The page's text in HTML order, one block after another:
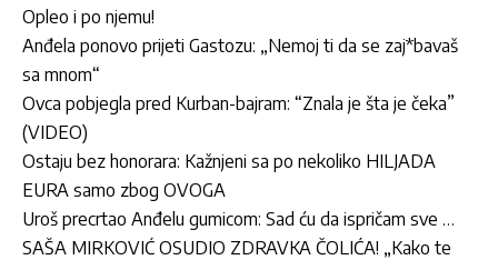
Opleo i po njemu!
Anđela ponovo prijeti Gastozu: „Nemoj ti da se zaj*bavaš
sa mnom“
Ovca pobjegla pred Kurban-bajram: “Znala je šta je čeka”
(VIDEO)
Ostaju bez honorara: Kažnjeni sa po nekoliko HILJADA
EURA samo zbog OVOGA
Uroš precrtao Anđelu gumicom: Sad ću da ispričam sve …
SAŠA MIRKOVIĆ OSUDIO ZDRAVKA ČOLIĆA! „Kako te